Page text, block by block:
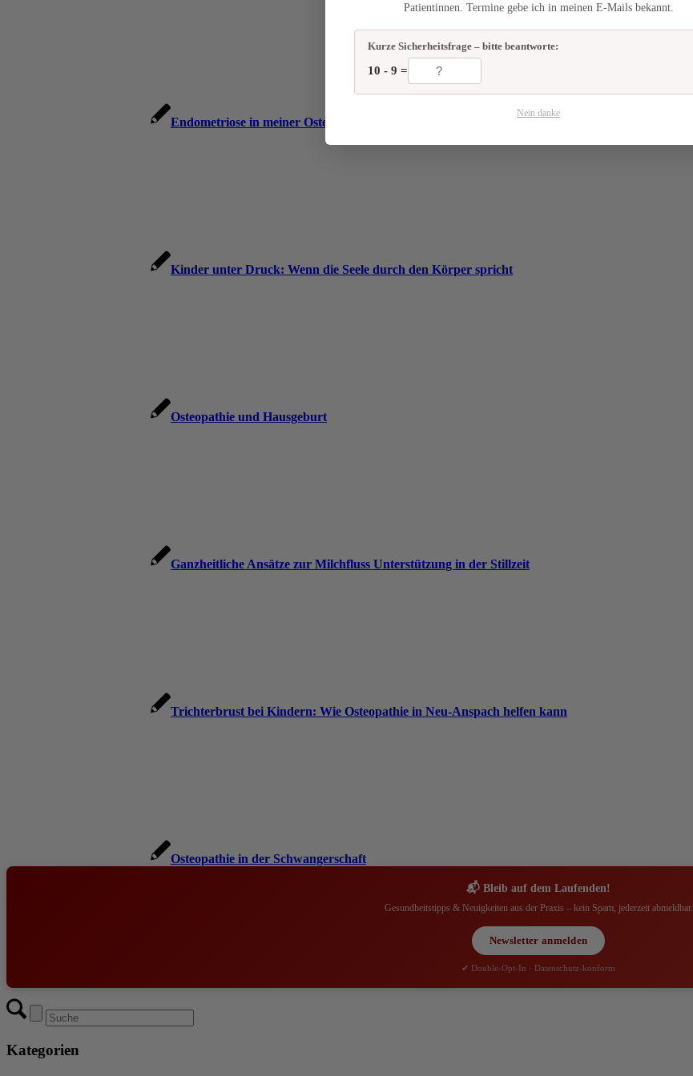
Endometriose in meiner Osteopathie Praxis
Kinder unter Druck: Wenn die Seele durch den Körper spricht
Osteopathie und Hausgeburt
Ganzheitliche Ansätze zur Milchfluss Unterstützung in der Stillzeit
Trichterbrust bei Kindern: Wie Osteopathie in Neu-Anspach helfen kann
Osteopathie in der Schwangerschaft
📬 Bleib auf dem Laufenden!
Gesundheitstipps & Neuigkeiten aus der Praxis – kein Spam, jederzeit abmeldbar.
Newsletter anmelden
✔ Double-Opt-In · Datenschutz-konform
Kategorien
Patientinnen. Termine gebe ich in meinen E-Mails bekannt.
Kurze Sicherheitsfrage – bitte beantworte:
10 - 9 =
Nein danke